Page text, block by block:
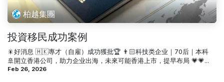
柏越集團
投資移民成功案例
🎇好消息 🇭🇰專才（自雇）成功獲批🏆 👨🏻科技类企业｜70后｜本科
🚢開立香港公司，助力企业出海，未來可能香港上市，提早布局 💗💗...
Feb 26, 2026